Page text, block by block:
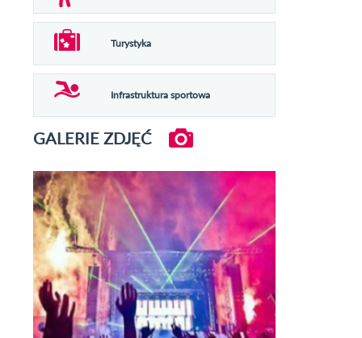
Turystyka
Infrastruktura sportowa
GALERIE ZDJĘĆ